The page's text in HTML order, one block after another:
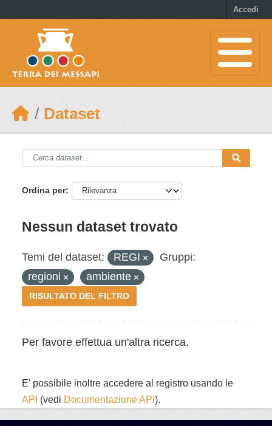
Accedi
Dataset
Ordina per
Nessun dataset trovato
Temi del dataset: REGI
Gruppi:
regioni
ambiente
RISULTATO DEL FILTRO
Per favore effettua un'altra ricerca.
E' possibile inoltre accedere al registro usando le
API (vedi Documentazione API ).